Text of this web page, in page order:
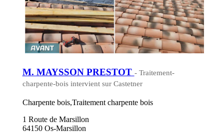
M. MAYSSON PRESTOT - Traitement-
charpente-bois intervient sur Castetner
Charpente bois,Traitement charpente bois
1 Route de Marsillon
64150 Os-Marsillon